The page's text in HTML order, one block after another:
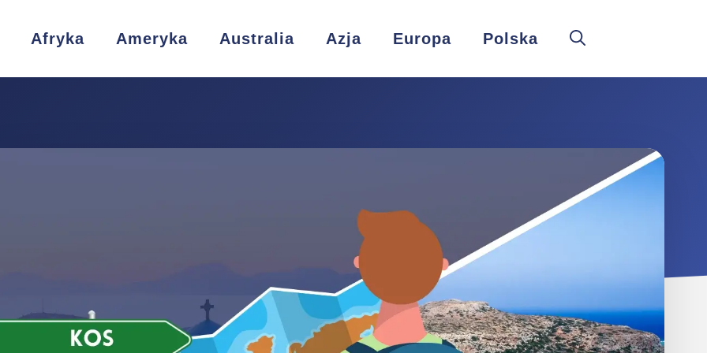
Afryka Ameryka Australia Azja Europa Polska